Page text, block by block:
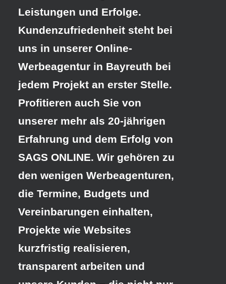
Leistungen und Erfolge.
Kundenzufriedenheit steht bei
uns in unserer Online-
Werbeagentur in Bayreuth bei
jedem Projekt an erster Stelle.
Profitieren auch Sie von
unserer mehr als 20-jährigen
Erfahrung und dem Erfolg von
SAGS ONLINE. Wir gehören zu
den wenigen Werbeagenturen,
die Termine, Budgets und
Vereinbarungen einhalten,
Projekte wie Websites
kurzfristig realisieren,
transparent arbeiten und